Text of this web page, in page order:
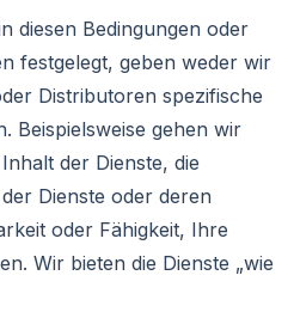
diesen Bedingungen oder
festgelegt, geben weder wir
Distributoren spezifische
Beispielsweise gehen wir
der Dienste, die
Dienste oder deren
oder Fähigkeit, Ihre
Wir bieten die Dienste „wie